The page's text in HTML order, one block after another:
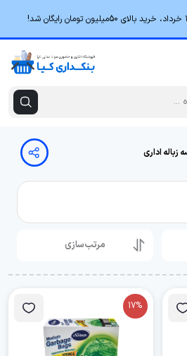
زباله اداری
مرتب‌سازی
17%